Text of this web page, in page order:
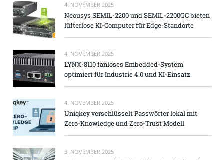
4. NOVEMBER 2025
Neousys SEMIL-2200 und SEMIL-2200GC bieten
lüfterlose KI-Computer für Edge-Standorte
4. NOVEMBER 2025
LYNX-8110 fanloses Embedded-System
optimiert für Industrie 4.0 und KI-Einsatz
4. NOVEMBER 2025
Uniqkey verschlüsselt Passwörter lokal mit
Zero-Knowledge und Zero-Trust Modell
3. NOVEMBER 2025